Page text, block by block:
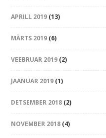
APRILL 2019 (13)
MÄRTS 2019 (6)
VEEBRUAR 2019 (2)
JAANUAR 2019 (1)
DETSEMBER 2018 (2)
NOVEMBER 2018 (4)